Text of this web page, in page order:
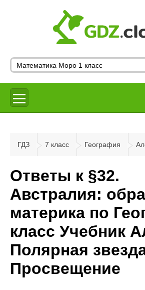
ГДЗ 7 класс География
Ответы к §32.
Австралия:
материка по
класс Учебник
Полярная
Просвещение